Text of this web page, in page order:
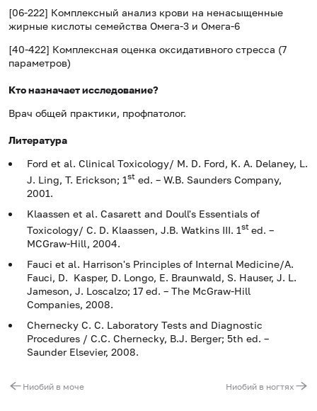
[06-222] Комплексный анализ крови на ненасыщенные
жирные кислоты семейства Омега-3 и Омега-6
[40-422] Комплексная оценка оксидативного стресса (7
параметров)
Кто назначает исследование?
Врач общей практики, профпатолог.
Литература
Ford et al. Clinical Toxicology/ M. D. Ford, K. A. Delaney, L.
J. Ling, T. Erickson; 1st ed. – W.B. Saunders Company,
2001.
Klaassen et al. Casarett and Doull's Essentials of
Toxicology/ C. D. Klaassen, J.B. Watkins III. 1st ed. –
MCGraw-Hill, 2004.
Fauci et al. Harrison's Principles of Internal Medicine/A.
Fauci, D. Kasper, D. Longo, E. Braunwald, S. Hauser, J. L.
Jameson, J. Loscalzo; 17 ed. – The McGraw-Hill
Companies, 2008.
Chernecky C. C. Laboratory Tests and Diagnostic
Procedures / С.С. Chernecky, В.J. Berger; 5th ed. –
Saunder Elsevier, 2008.
Ниобий в моче Ниобий в ногтях